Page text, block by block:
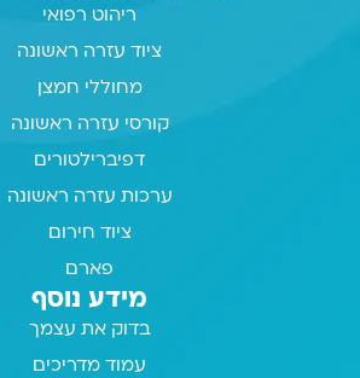
ריהוט רפואי
ציוד עזרה ראשונה
מחוללי חמצן
קורסי עזרה ראשונה
דפיברילטורים
ערכות עזרה ראשונה
ציוד חירום
פארם
מידע נוסף
בדוק את עצמך
עמוד מדריכים